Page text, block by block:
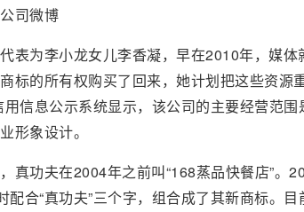
司微博
表为李小龙女儿李香凝，早在2010年，媒体
标的所有权购买了回来，她计划把这些资源
信息公示系统显示，该公司的主要经营范
形象设计。
真功夫在2004年之前叫“168蒸品快餐店”。
配合“真功夫”三个字，组合成了其新商标。